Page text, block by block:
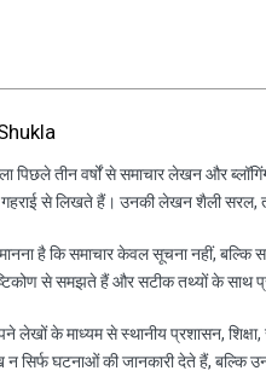
पिछले तीन वर्षों से समाचार लेखन और
गहराई से लिखते हैं। उनकी लेखन शैली सरल,
है कि समाचार केवल सूचना नहीं,
से समझते हैं और सटीक तथ्यों के साथ
लेखों के माध्यम से स्थानीय प्रशासन,
सिर्फ घटनाओं की जानकारी देते हैं, बल्कि